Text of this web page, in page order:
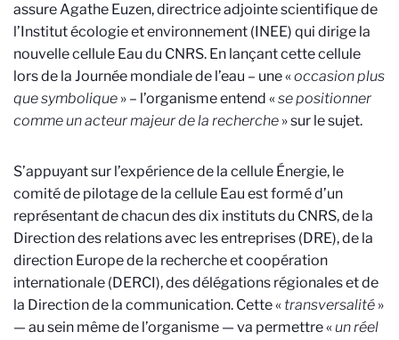
assure Agathe Euzen, directrice adjointe scientifique de
l’Institut écologie et environnement (INEE) qui dirige la
nouvelle cellule Eau du CNRS. En lançant cette cellule
lors de la Journée mondiale de l’eau – une «occasion plus
que symbolique » – l’organisme entend «se positionner
comme un acteur majeur de la recherche » sur le sujet.
S’appuyant sur l’expérience de la cellule Énergie, le
comité de pilotage de la cellule Eau est formé d’un
représentant de chacun des dix instituts du CNRS, de la
Direction des relations avec les entreprises (DRE), de la
direction Europe de la recherche et coopération
internationale (DERCI), des délégations régionales et de
la Direction de la communication. Cette « transversalité »
— au sein même de l’organisme — va permettre « un réel